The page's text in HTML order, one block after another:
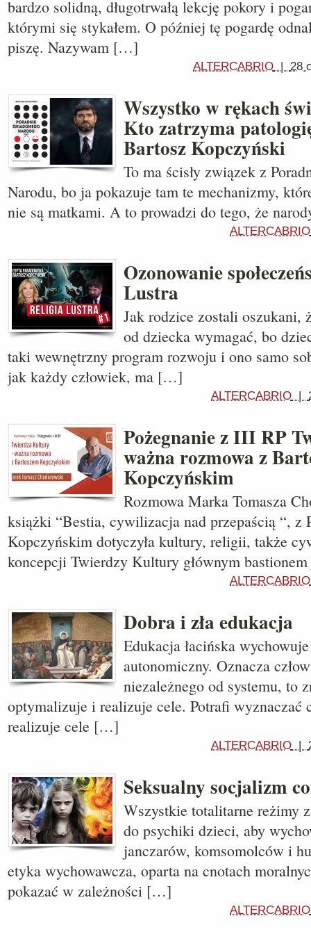
bardzo solidną, długotrwałą lekcję pokory i
którymi się stykałem. O później tę pogardę
piszę. Nazywam […]
ALTERCABRIO | 28
Wszystko w rękach
Kto zatrzyma
Bartosz Kopczyński
To ma ścisły związek z
Narodu, bo ja pokazuje tam te mechanizmy,
nie są matkami. A to prowadzi do tego, że
ALTERCABRIO
Ozonowanie
Lustra
Jak rodzice zostali oszukani,
od dziecka wymagać, bo
taki wewnętrzny program rozwoju i ono samo
jak każdy człowiek, ma […]
ALTERCABRIO |
Pożegnanie z III RP
ważna rozmowa z
Kopczyńskim
Rozmowa Marka Tomasza
książki “Bestia, cywilizacja nad przepaścią “, z
Kopczyńskim dotyczyła kultury, religii, także
koncepcji Twierdzy Kultury głównym
ALTERCABRIO
Dobra i zła edukacja
Edukacja łacińska
autonomiczny. Oznacza
niezależnego od systemu, to
optymalizuje i realizuje cele. Potrafi wyznaczać
realizuje cele […]
ALTERCABRIO |
Seksualny socjalizm
Wszystkie totalitarne reżimy
do psychiki dzieci, aby
janczarów, komsomolców i
etyka wychowawcza, oparta na cnotach
pokazać w zależności […]
ALTERCABRIO